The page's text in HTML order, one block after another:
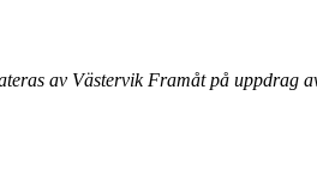
av Västervik Framåt på uppdrag